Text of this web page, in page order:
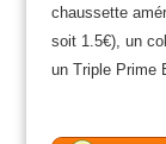
chaussette
soit 1.5€), un
un Triple Prime